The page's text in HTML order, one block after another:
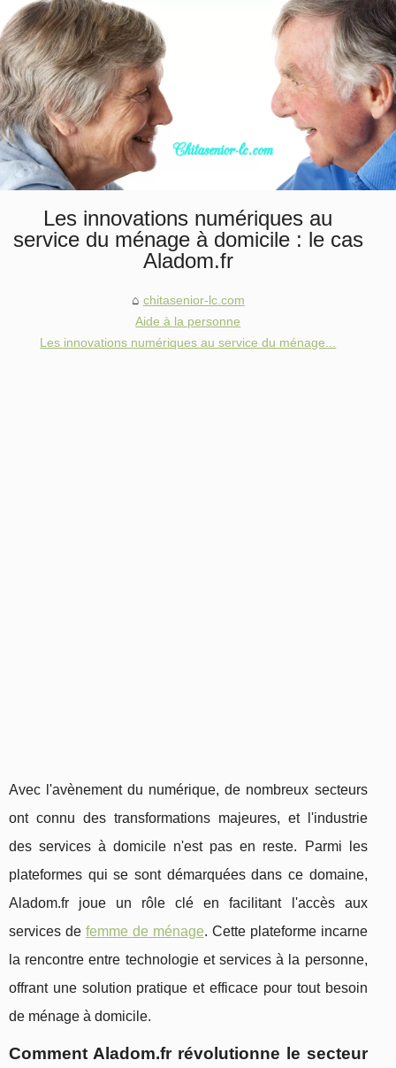
Les innovations numériques au
service du ménage à domicile : le cas
Aladom.fr
chitasenior-lc.com
Aide à la personne
Les innovations numériques au service du ménage...
Avec l'avènement du numérique, de nombreux secteurs
ont connu des transformations majeures, et l'industrie
des services à domicile n'est pas en reste. Parmi les
plateformes qui se sont démarquées dans ce domaine,
Aladom.fr joue un rôle clé en facilitant l'accès aux
services de femme de ménage. Cette plateforme incarne
la rencontre entre technologie et services à la personne,
offrant une solution pratique et efficace pour tout besoin
de ménage à domicile.
Comment Aladom.fr révolutionne le secteur